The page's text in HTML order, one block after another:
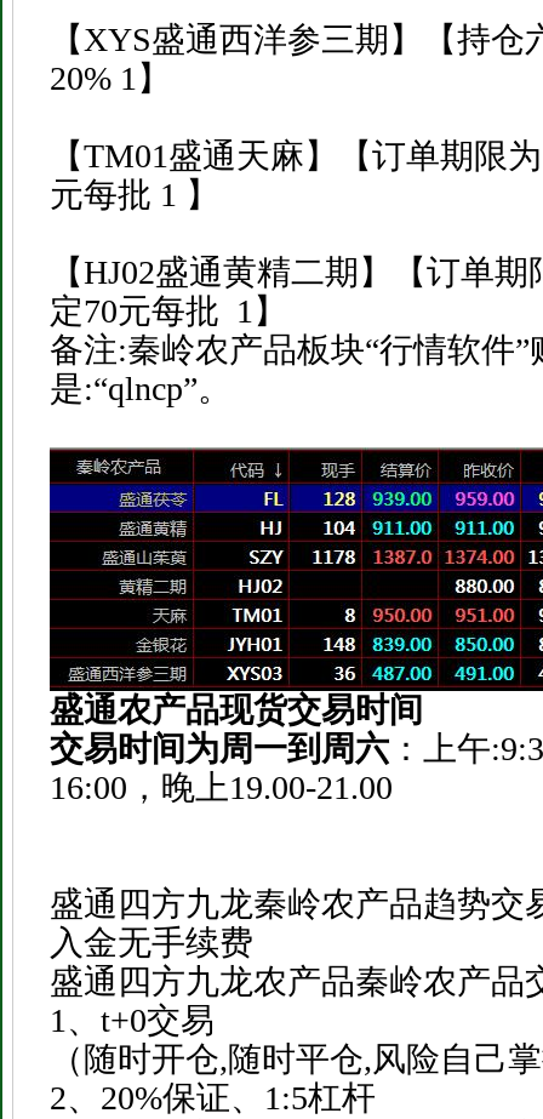
【XYS盛通西洋参三期】【持
20% 1】
【TM01盛通天麻】【订单期限
元每批 1 】
【HJ02盛通黄精二期】【订单
定70元每批 1】
备注:秦岭农产品板块“行情软件
是:“qlncp”。
盛通农产品现货交易时间
交易时间为周一到周六 ：上午
16:00，晚上19.00-21.00
盛通四方九龙秦岭农产品趋势交
入金无手续费
盛通四方九龙农产品秦岭农产品
1、t+0交易
（随时开仓,随时平仓,风险自己
2、20%保证、1:5杠杆